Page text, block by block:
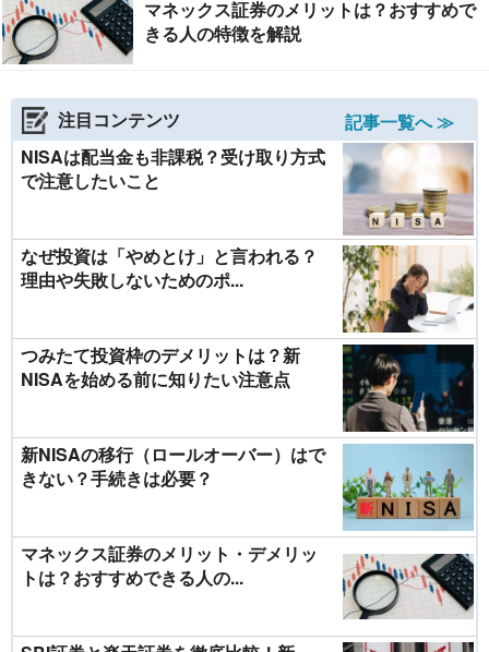
マネックス証券のメリットは？おすすめで
きる人の特徴を解説
注目コンテンツ
記事一覧へ ≫
NISAは配当金も非課税？受け取り方式
で注意したいこと
なぜ投資は「やめとけ」と言われる？
理由や失敗しないためのポ...
つみたて投資枠のデメリットは？新
NISAを始める前に知りたい注意点
新NISAの移行（ロールオーバー）はで
きない？手続きは必要？
マネックス証券のメリット・デメリッ
トは？おすすめできる人の...